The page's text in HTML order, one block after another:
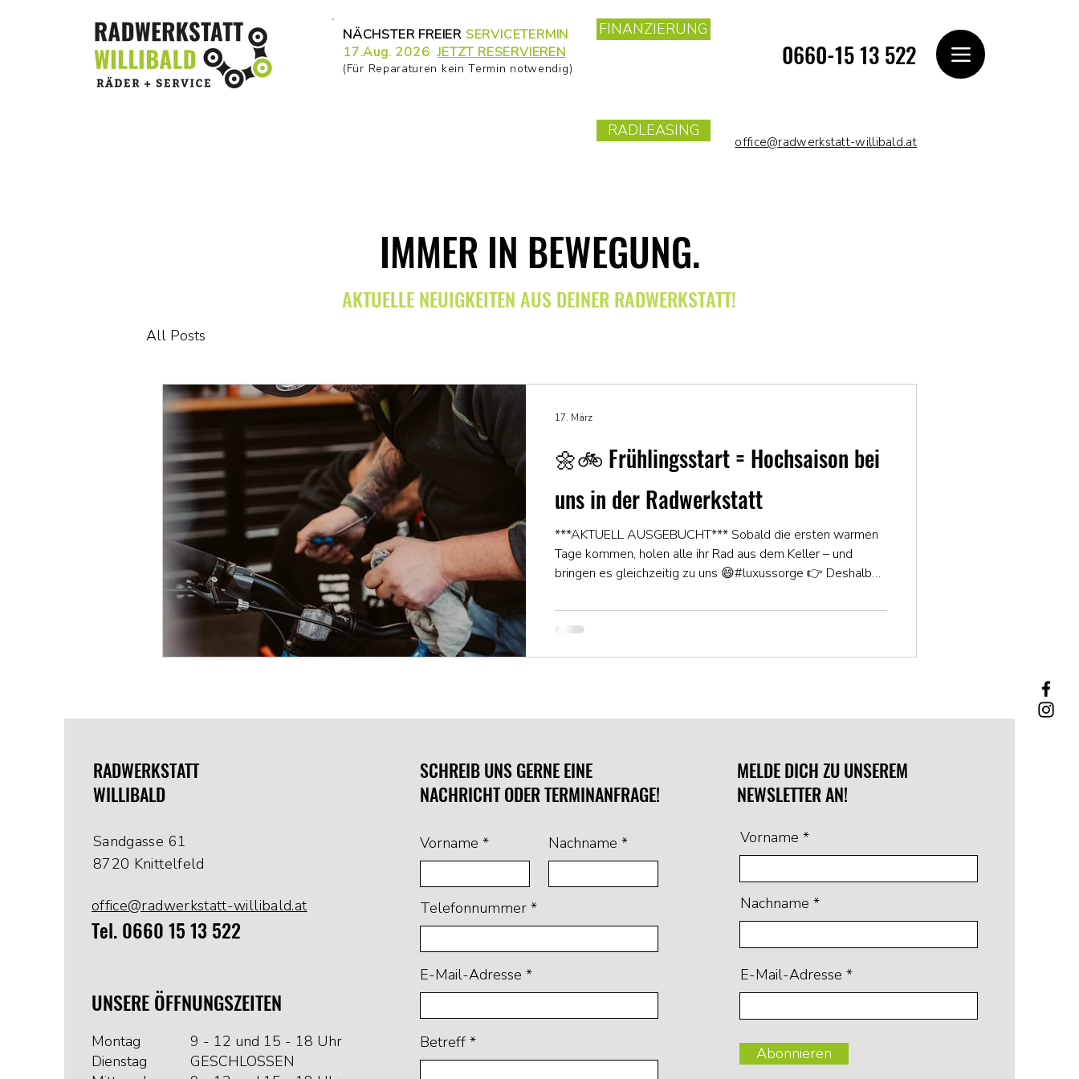
NÄCHSTER FREIER SERVICETERMIN
17.Aug. 2026JETZT RESERVIEREN
(Für Reparaturen kein Termin notwendig)
FINANZIERUNG
0660-15 13 522
RADLEASING
office@radwerkstatt-willibald.at
IMMER IN BEWEGUNG.
All Posts
🌼🚲 Frühlingsstart = Hochsaison bei
uns in der Radwerkstatt
***AKTUELL AUSGEBUCHT*** Sobald die ersten warmen
Tage kommen, holen alle ihr Rad aus dem Keller – und
bringen es gleichzeitig zu uns 😄#luxussorge 👉 Deshalb
bitten euch frühzeitig einen Service-Termin zu vereinbaren.
Aktuell sind wir bis 13. April komplett ausgebucht! Wichtig:
17. März
AKTUELLE NEUIGKEITEN AUS DEINER RADWERKSTATT!
RADWERKSTATT
WILLIBALD
Sandgasse 61
8720 Knittelfeld
office@radwerkstatt-willibald.at
Tel. 0660 15 13 522
UNSERE ÖFFNUNGSZEITEN
Montag
Dienstag
9 - 12 und 15 - 18 Uhr
GESCHLOSSEN
SCHREIB UNS GERNE EINE
NACHRICHT ODER TERMINANFRAGE!
Vorname Nachname
Telefonnummer
E-Mail-Adresse
Betreff
MELDE DICH ZU UNSEREM
NEWSLETTER AN!
Vorname
Nachname
E-Mail-Adresse
Abonnieren